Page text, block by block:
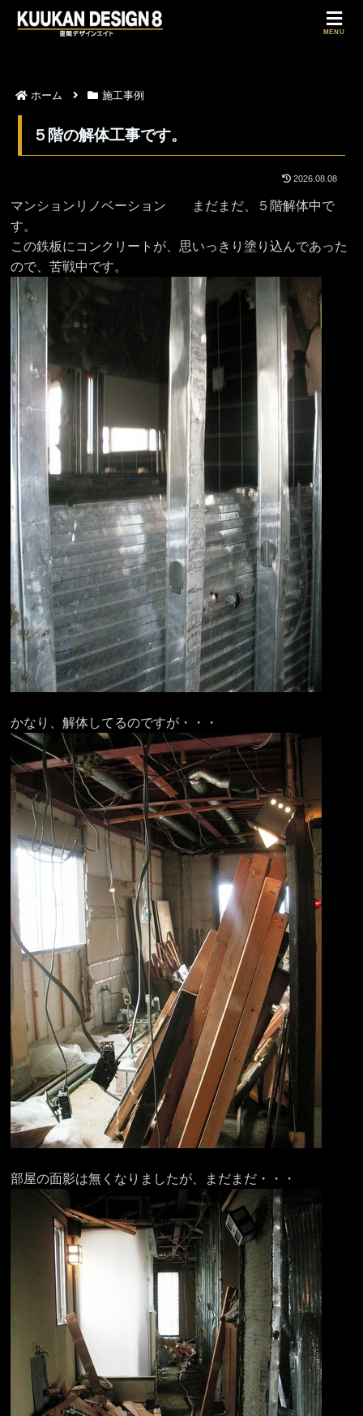
ホーム 施工事例
５階の解体工事です。
2026.08.08
マンションリノベーション まだまだ、５階解体中で
す。
この鉄板にコンクリートが、思いっきり塗り込んであった
ので、苦戦中です。
かなり、解体してるのですが・・・
部屋の面影は無くなりましたが、まだまだ・・・
MENU